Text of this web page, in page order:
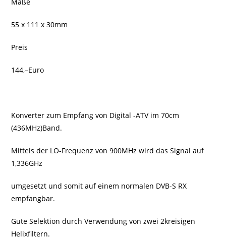
55 x 111 x 30mm
Preis
144,–Euro
Konverter zum Empfang von Digital -ATV im 70cm
(436MHz)Band.
Mittels der LO-Frequenz von 900MHz wird das Signal auf
1,336GHz
umgesetzt und somit auf einem normalen DVB-S RX
empfangbar.
Gute Selektion durch Verwendung von zwei 2kreisigen
Helixfiltern.